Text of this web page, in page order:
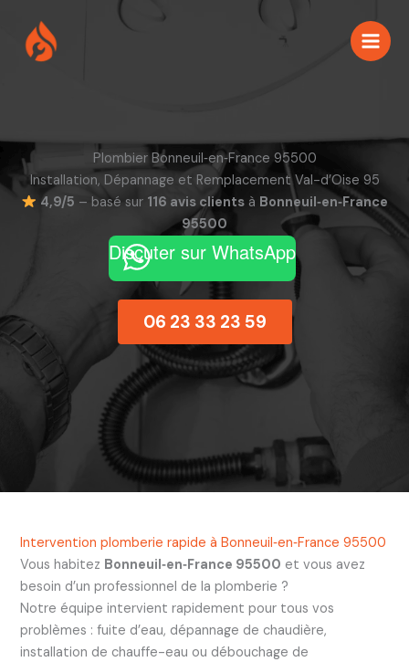
contenu
Plombier Bonneuil‑en‑France 95500
Installation, Dépannage et Remplacement Val-d’Oise 95
4,9/5 – basé sur 116 avis clientsà Bonneuil‑en‑France
95500
Discuter sur WhatsApp
06 23 33 23 59
Intervention plomberie rapide à Bonneuil‑en‑France 95500
Vous habitez Bonneuil‑en‑France 95500 et vous avez
besoin d’un professionnel de la plomberie ?
Notre équipe intervient rapidement pour tous vos
problèmes : fuite d’eau, dépannage de chaudière,
installation de chauffe-eau ou débouchage de